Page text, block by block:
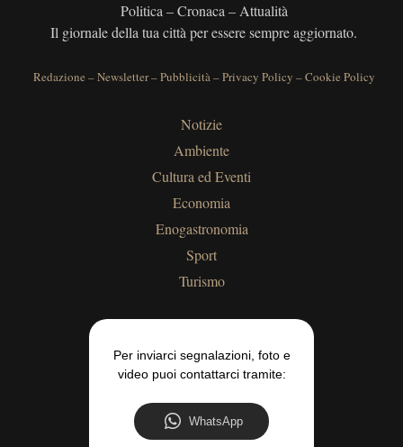
Politica – Cronaca – Attualità
Il giornale della tua città per essere sempre aggiornato.
Redazione –Newsletter–Pubblicità–Privacy Policy –Cookie Policy
Notizie
Ambiente
Cultura ed Eventi
Economia
Enogastronomia
Sport
Turismo
Per inviarci segnalazioni, foto e
video puoi contattarci tramite:
WhatsApp